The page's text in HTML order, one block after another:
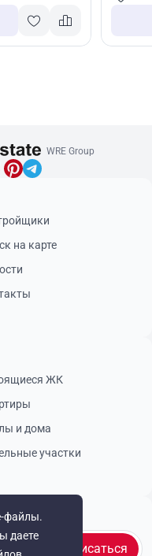
файлы.
даете
WRE Group
Подписаться
на карте
ЖК
и дома
участки